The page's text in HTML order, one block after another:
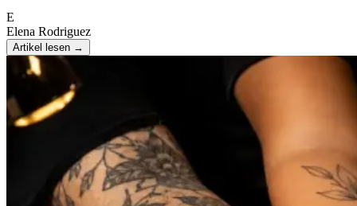
E
Elena Rodriguez
Artikel lesen →